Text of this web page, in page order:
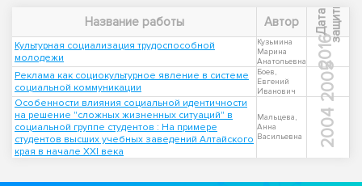
Название работы Автор Д
а
т
а
з
а
щ
и
ты
Культурная социализация трудоспособной
молодежи
Кузьмина
Марина
Анатольевна
2016
Реклама как социокультурное явление в системе
социальной коммуникации
Боев,
Евгений
Иванович
2005
Особенности влияния социальной идентичности
на решение "сложных жизненных ситуаций" в
социальной группе студентов : На примере
студентов высших учебных заведений Алтайского
края в начале XXI века
Мальцева,
Анна
Васильевна
2004